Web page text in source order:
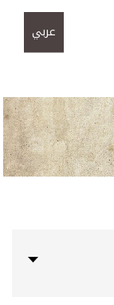
عربي